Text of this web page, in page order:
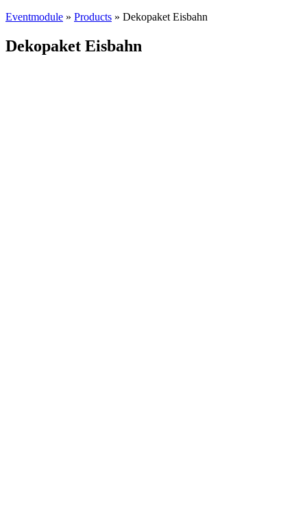
Eventmodule » Products » Dekopaket Eisbahn
Dekopaket Eisbahn